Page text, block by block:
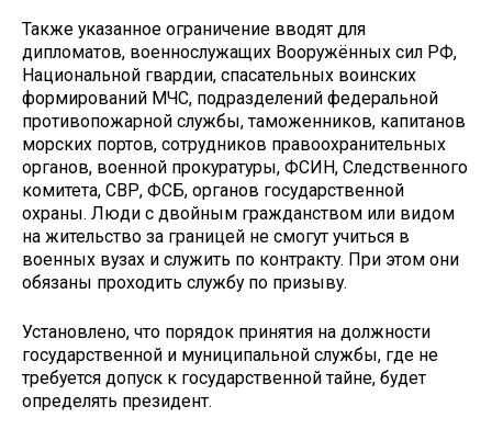
Также указанное ограничение вводят для
дипломатов, военнослужащих Вооружённых сил РФ,
Национальной гвардии, спасательных воинских
формирований МЧС, подразделений федеральной
противопожарной службы, таможенников, капитанов
морских портов, сотрудников правоохранительных
органов, военной прокуратуры, ФСИН, Следственного
комитета, СВР, ФСБ, органов государственной
охраны. Люди с двойным гражданством или видом
на жительство за границей не смогут учиться в
военных вузах и служить по контракту. При этом они
обязаны проходить службу по призыву.
Установлено, что порядок принятия на должности
государственной и муниципальной службы, где не
требуется допуск к государственной тайне, будет
определять президент.